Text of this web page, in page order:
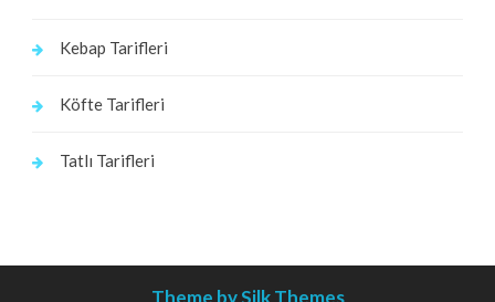
Kebap Tarifleri
Köfte Tarifleri
Tatlı Tarifleri
Theme by Silk Themes